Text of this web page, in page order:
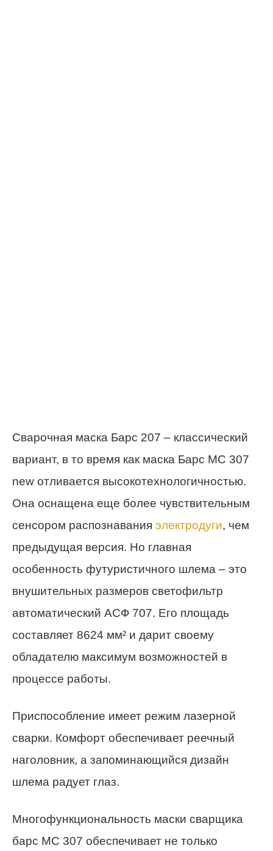
Сварочная маска Барс 207 – классический
вариант, в то время как маска Барс МС 307
new отливается высокотехнологичностью.
Она оснащена еще более чувствительным
сенсором распознавания электродуги, чем
предыдущая версия. Но главная
особенность футуристичного шлема – это
внушительных размеров светофильтр
автоматический АСФ 707. Его площадь
составляет 8624 мм² и дарит своему
обладателю максимум возможностей в
процессе работы.
Приспособление имеет режим лазерной
сварки. Комфорт обеспечивает реечный
наголовник, а запоминающийся дизайн
шлема радует глаз.
Многофункциональность маски сварщика
барс МС 307 обеспечивает не только